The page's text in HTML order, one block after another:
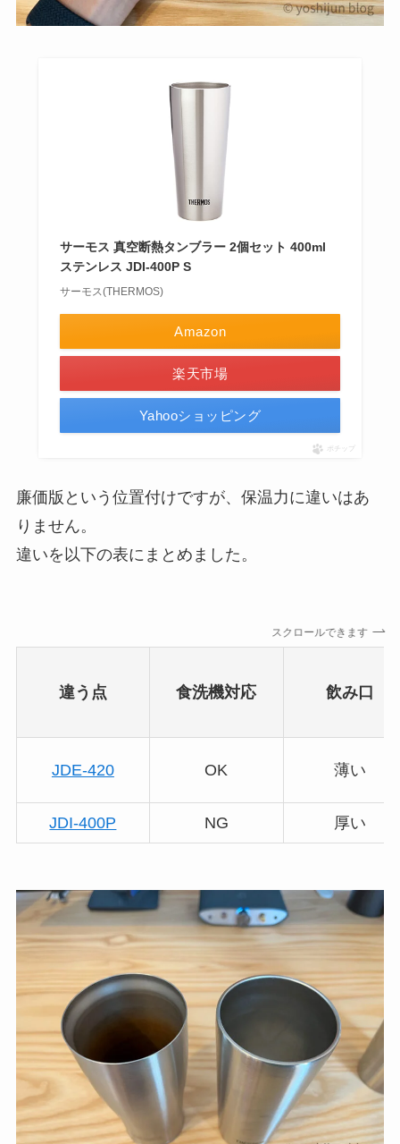
サーモス 真空断熱タンブラー 2個セット 400ml
ステンレス JDI-400P S
サーモス(THERMOS)
Amazon
楽天市場
Yahooショッピング
ポチップ
廉価版という位置付けですが、保温力に違いはあ
りません。
違いを以下の表にまとめました。
スクロールできます
違う点 食洗機対応 飲み口
JDE-420 OK 薄い
JDI-400P NG 厚い